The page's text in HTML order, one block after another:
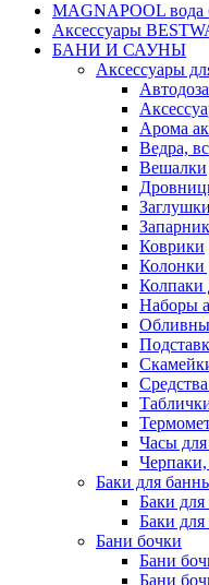
MAGNAPOOL вода
Аксессуары
БАНИ И САУНЫ
Аксессуары
Арома
Ведра,
Вешалки
Коврики
Колонки
Колпаки
Наборы
Часы
Баки для
Баки
Баки для
Бани бочки
Бани
Бани